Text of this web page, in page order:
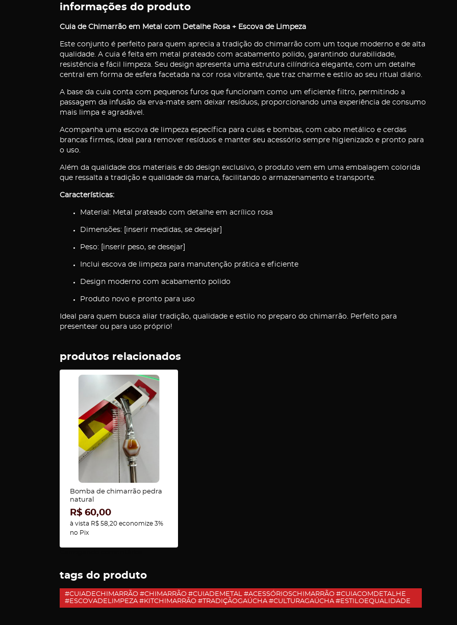
informações do produto
Cuia de Chimarrão em Metal com Detalhe Rosa + Escova de Limpeza
Este conjunto é perfeito para quem aprecia a tradição do chimarrão com um toque moderno e de alta
qualidade. A cuia é feita em metal prateado com acabamento polido, garantindo durabilidade,
resistência e fácil limpeza. Seu design apresenta uma estrutura cilíndrica elegante, com um detalhe
central em forma de esfera facetada na cor rosa vibrante, que traz charme e estilo ao seu ritual diário.
A base da cuia conta com pequenos furos que funcionam como um eficiente filtro, permitindo a
passagem da infusão da erva-mate sem deixar resíduos, proporcionando uma experiência de consumo
mais limpa e agradável.
Acompanha uma escova de limpeza específica para cuias e bombas, com cabo metálico e cerdas
brancas firmes, ideal para remover resíduos e manter seu acessório sempre higienizado e pronto para
o uso.
Além da qualidade dos materiais e do design exclusivo, o produto vem em uma embalagem colorida
que ressalta a tradição e qualidade da marca, facilitando o armazenamento e transporte.
Características:
Material: Metal prateado com detalhe em acrílico rosa
Dimensões: [inserir medidas, se desejar]
Peso: [inserir peso, se desejar]
Inclui escova de limpeza para manutenção prática e eficiente
Design moderno com acabamento polido
Produto novo e pronto para uso
Ideal para quem busca aliar tradição, qualidade e estilo no preparo do chimarrão. Perfeito para
presentear ou para uso próprio!
produtos relacionados
Bomba de chimarrão pedra
natural
R$ 60,00
à vista R$ 58,20 economize 3%
no Pix
tags do produto
#CUIADECHIMARRÃO #CHIMARRÃO #CUIADEMETAL #ACESSÓRIOSCHIMARRÃO #CUIACOMDETALHE
#ESCOVADELIMPEZA #KITCHIMARRÃO #TRADIÇÃOGAÚCHA #CULTURAGAÚCHA #ESTILOEQUALIDADE